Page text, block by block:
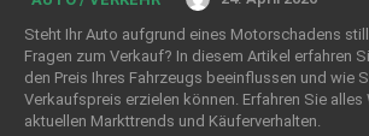
Steht Ihr Auto aufgrund eines Motorschadens
Fragen zum Verkauf? In diesem Artikel erfahren
den Preis Ihres Fahrzeugs beeinflussen und wie
Verkaufspreis erzielen können. Erfahren Sie alles
aktuellen Markttrends und Käuferverhalten.